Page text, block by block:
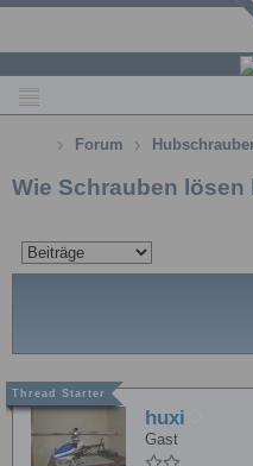
Forum
Wie Schrauben lösen
huxi
Gast